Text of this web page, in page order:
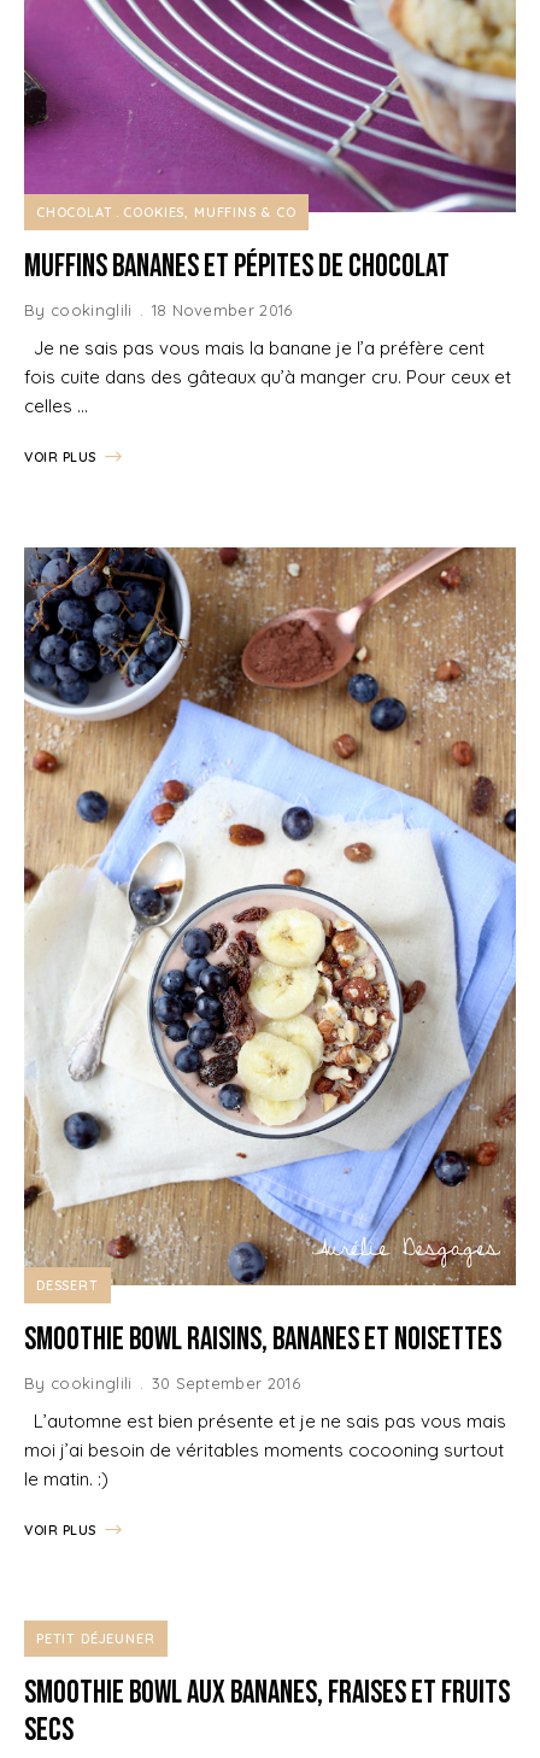
CHOCOLAT COOKIES, MUFFINS & CO
Muffins Bananes et Pépites de Chocolat
By cookinglili 18 November 2016
Je ne sais pas vous mais la banane je l’a préfère cent
fois cuite dans des gâteaux qu’à manger cru. Pour ceux et
celles …
VOIR PLUS
DESSERT
Smoothie Bowl Raisins, Bananes et Noisettes
By cookinglili 30 September 2016
L’automne est bien présente et je ne sais pas vous mais
moi j’ai besoin de véritables moments cocooning surtout
le matin. :)
VOIR PLUS
PETIT DÉJEUNER
Smoothie Bowl aux Bananes, Fraises et Fruits
secs